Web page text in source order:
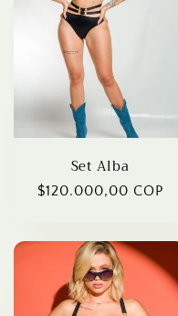
Set Alba
Regular
$120.000,00 COP